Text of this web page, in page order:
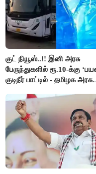
குட் நியூஸ்..!! இனி அரசு
பேருந்துகளில் ரூ.10-க்கு
குடிநீர் பாட்டில் - தமிழக அரசு